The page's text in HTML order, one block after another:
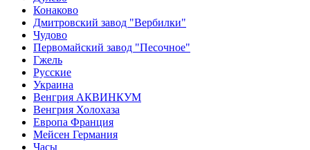
Конаково
Дмитровский завод "Вербилки"
Чудово
Первомайский завод "Песочное"
Гжель
Русские
Украина
Венгрия АКВИНКУМ
Венгрия Холохаза
Европа Франция
Мейсен Германия
Часы